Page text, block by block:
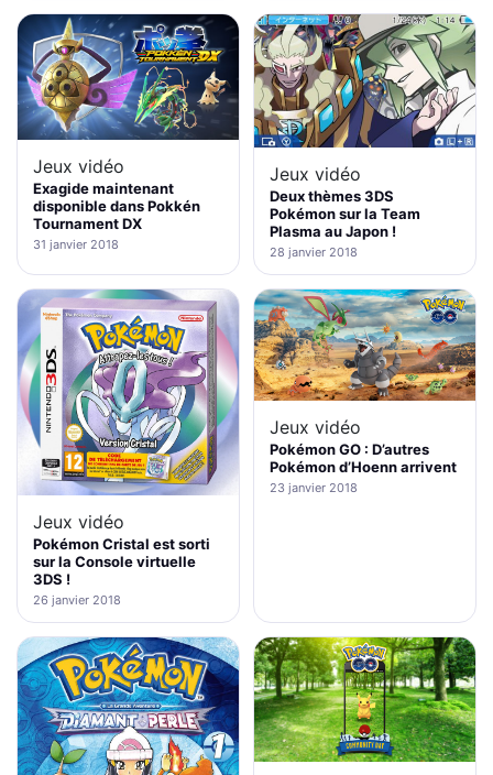
Jeux vidéo
Exagide maintenant
disponible dans Pokkén
Tournament DX
31 janvier 2018
Jeux vidéo
Deux thèmes 3DS
Pokémon sur la Team
Plasma au Japon !
28 janvier 2018
Jeux vidéo
Pokémon Cristal est sorti
sur la Console virtuelle
3DS !
26 janvier 2018
Jeux vidéo
Pokémon GO : D’autres
Pokémon d’Hoenn arrivent
23 janvier 2018